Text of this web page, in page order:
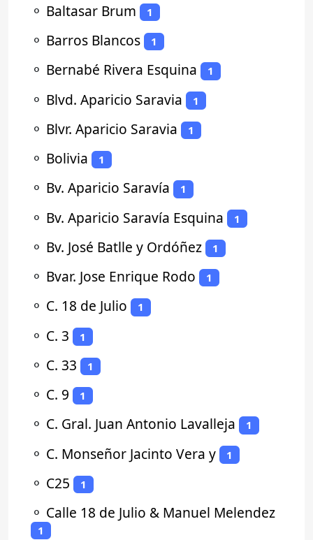
⚬ Baltasar Brum 1
⚬ Barros Blancos 1
⚬ Bernabé Rivera Esquina 1
⚬ Blvd. Aparicio Saravia 1
⚬ Blvr. Aparicio Saravia 1
⚬ Bolivia 1
⚬ Bv. Aparicio Saravía 1
⚬ Bv. Aparicio Saravía Esquina 1
⚬ Bv. José Batlle y Ordóñez 1
⚬ Bvar. Jose Enrique Rodo 1
⚬ C. 18 de Julio 1
⚬ C. 3 1
⚬ C. 33 1
⚬ C. 9 1
⚬ C. Gral. Juan Antonio Lavalleja 1
⚬ C. Monseñor Jacinto Vera y 1
⚬ C25 1
⚬ Calle 18 de Julio & Manuel Melendez
1